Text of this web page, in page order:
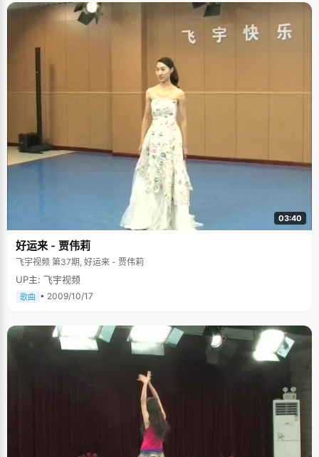
03:40
好运来 - 贾伟莉
飞宇视频 第37期, 好运来 - 贾伟莉
UP主: 飞宇视频
歌曲 • 2009/10/17